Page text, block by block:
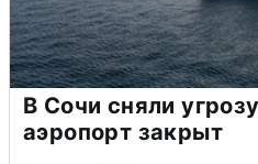
В Сочи сняли
аэропорт закрыт